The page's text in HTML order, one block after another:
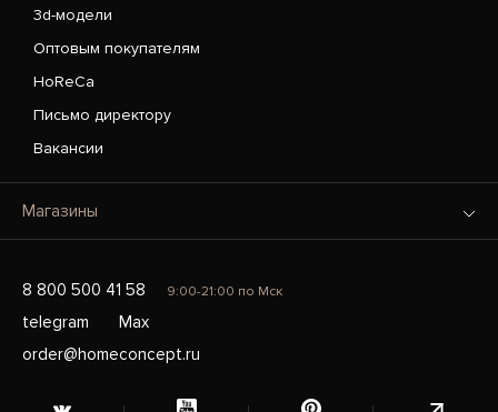
3d-модели
Оптовым покупателям
HoReCa
Письмо директору
Вакансии
Магазины
8 800 500 41 58 9:00-21:00 по Мск
telegram
Max
order@homeconcept.ru